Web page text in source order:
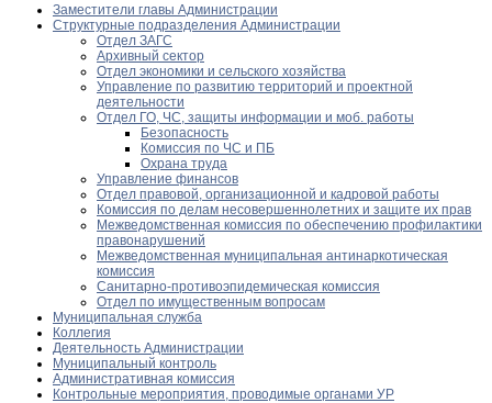
Заместители главы Администрации
Структурные подразделения Администрации
Отдел ЗАГС
Архивный сектор
Отдел экономики и сельского хозяйства
Управление по развитию территорий и проектной
деятельности
Отдел ГО, ЧС, защиты информации и моб. работы
Безопасность
Комиссия по ЧС и ПБ
Охрана труда
Управление финансов
Отдел правовой, организационной и кадровой работы
Комиссия по делам несовершеннолетних и защите их прав
Межведомственная комиссия по обеспечению профилактики
правонарушений
Межведомственная муниципальная антинаркотическая
комиссия
Санитарно-противоэпидемическая комиссия
Отдел по имущественным вопросам
Муниципальная служба
Коллегия
Деятельность Администрации
Муниципальный контроль
Административная комиссия
Контрольные мероприятия, проводимые органами УР